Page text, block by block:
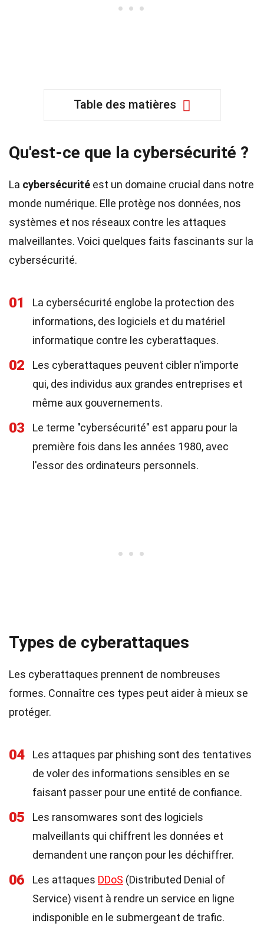
Table des matières
Qu'est-ce que la cybersécurité ?
La cybersécurité est un domaine crucial dans notre
monde numérique. Elle protège nos données, nos
systèmes et nos réseaux contre les attaques
malveillantes. Voici quelques faits fascinants sur la
cybersécurité.
01
La cybersécurité englobe la protection des
informations, des logiciels et du matériel
informatique contre les cyberattaques.
02
Les cyberattaques peuvent cibler n'importe
qui, des individus aux grandes entreprises et
même aux gouvernements.
03
Le terme "cybersécurité" est apparu pour la
première fois dans les années 1980, avec
l'essor des ordinateurs personnels.
Types de cyberattaques
Les cyberattaques prennent de nombreuses
formes. Connaître ces types peut aider à mieux se
protéger.
04
Les attaques par phishing sont des tentatives
de voler des informations sensibles en se
faisant passer pour une entité de confiance.
05
Les ransomwares sont des logiciels
malveillants qui chiffrent les données et
demandent une rançon pour les déchiffrer.
06 Les attaques DDoS (Distributed Denial of
Service) visent à rendre un service en ligne
indisponible en le submergeant de trafic.